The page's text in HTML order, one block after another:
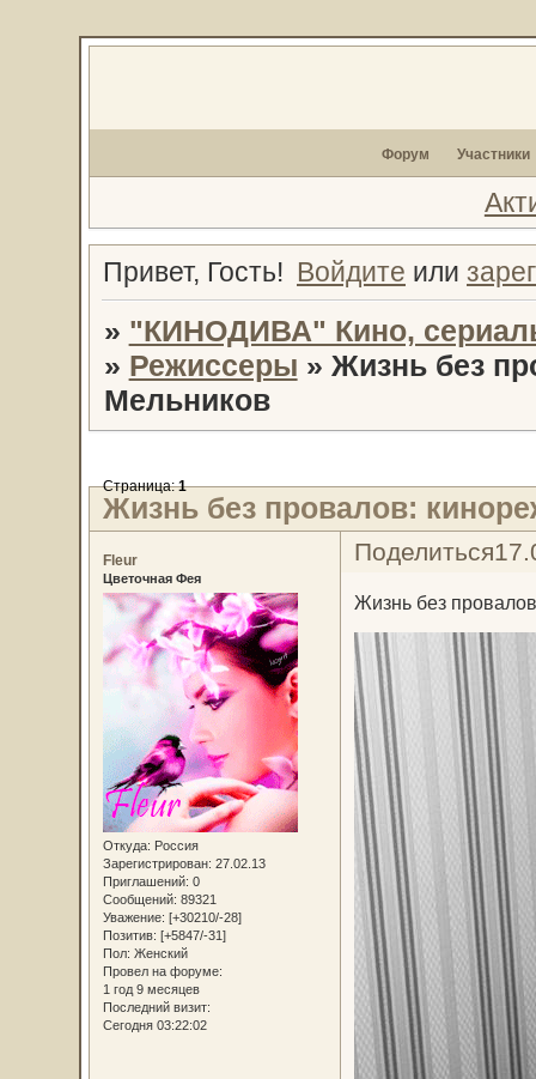
Форум Участники
Привет, Гость! Войдите или
» "КИНОДИВА" Кино,
» Режиссеры » Жизнь без
Мельников
Жизнь без провалов:
Страница:1
Поделиться
Fleur
Цветочная Фея
Откуда: Россия
Зарегистрирован: 27.02.13
Приглашений: 0
Сообщений: 89321
Уважение: [+30210/-28]
Позитив: [+5847/-31]
Пол: Женский
Провел на форуме:
1 год 9 месяцев
Последний визит:
Сегодня 03:22:02
Жизнь без